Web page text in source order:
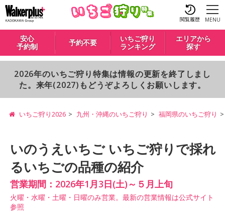
閲覧履歴 MENU
安心
予約制
予約不要
いちご狩り
ランキング
エリアから
探す
2026年のいちご狩り特集は情報の更新を終了しまし
た。来年(2027)もどうぞよろしくお願いします。
いちご狩り2026 九州・沖縄のいちご狩り 福岡県のいちご狩り
いのうえいちご いちご狩りで採れ
るいちごの品種の紹介
営業期間：2026年1月3日(土)～５月上旬
火曜・水曜・土曜・日曜のみ営業。最新の営業情報は公式サイト
参照